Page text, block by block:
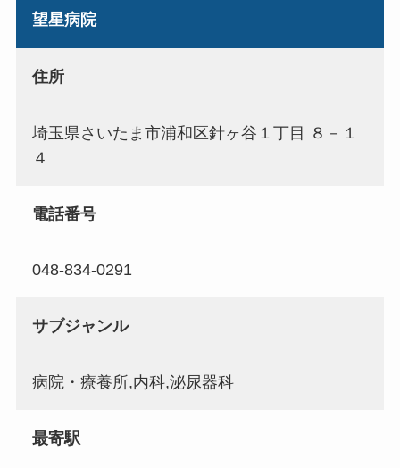
望星病院
住所
埼玉県さいたま市浦和区針ヶ谷１丁目 ８－１
４
電話番号
048-834-0291
サブジャンル
病院・療養所,内科,泌尿器科
最寄駅